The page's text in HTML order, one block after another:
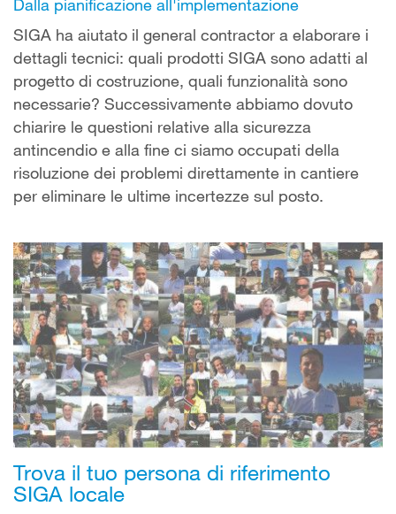
Dalla pianificazione all'implementazione
SIGA ha aiutato il general contractor a elaborare i
dettagli tecnici: quali prodotti SIGA sono adatti al
progetto di costruzione, quali funzionalità sono
necessarie? Successivamente abbiamo dovuto
chiarire le questioni relative alla sicurezza
antincendio e alla fine ci siamo occupati della
risoluzione dei problemi direttamente in cantiere
per eliminare le ultime incertezze sul posto.
Trova il tuo persona di riferimento
SIGA locale